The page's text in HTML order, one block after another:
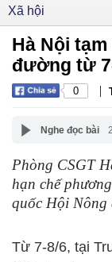
Xã hội
Hà Nội
đường từ
0 |
Nghe đọc bài
Phòng CSGT
hạn chế
quốc Hội Nông
Từ 7-8/6, tại